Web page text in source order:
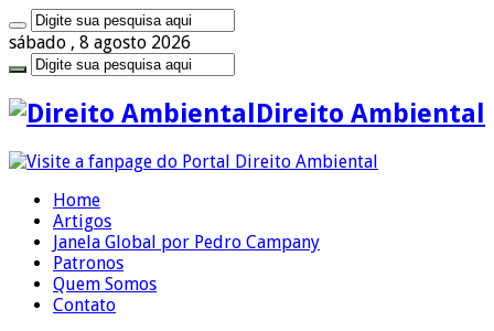
sábado , 8 agosto 2026
Direito Ambiental
Home
Artigos
Janela Global por Pedro Campany
Patronos
Quem Somos
Contato